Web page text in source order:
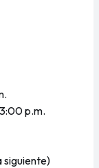
p.m.
siguiente)